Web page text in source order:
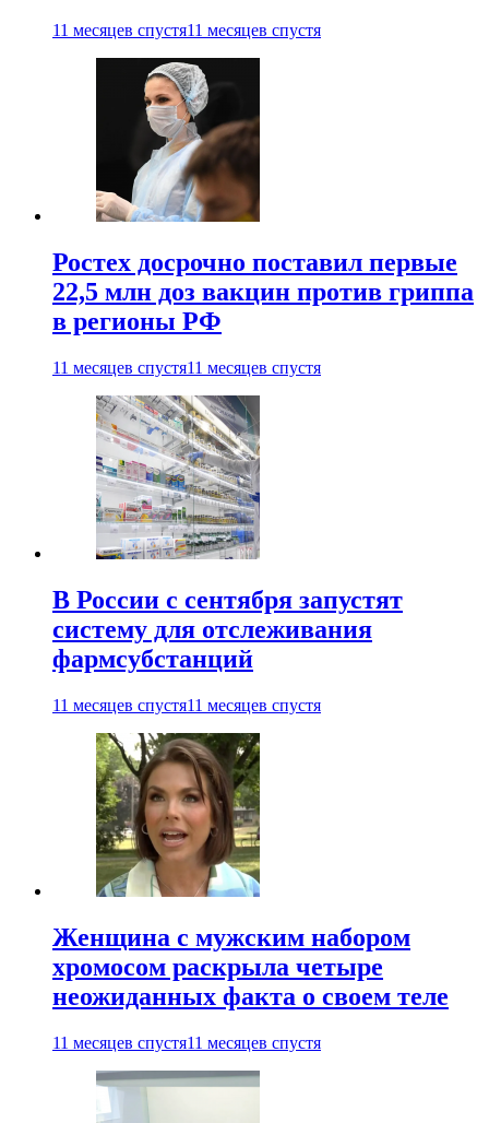
11 месяцев спустя11 месяцев спустя
Ростех досрочно поставил первые
22,5 млн доз вакцин против гриппа
в регионы РФ
11 месяцев спустя11 месяцев спустя
В России с сентября запустят
систему для отслеживания
фармсубстанций
11 месяцев спустя11 месяцев спустя
Женщина с мужским набором
хромосом раскрыла четыре
неожиданных факта о своем теле
11 месяцев спустя11 месяцев спустя